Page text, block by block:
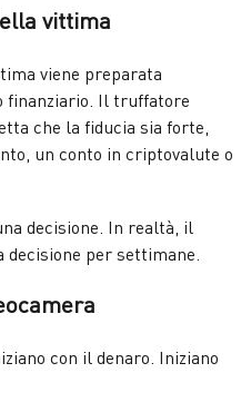
vittima
viene preparata
finanziario. Il truffatore
che la fiducia sia forte,
un conto in criptovalute o
decisione. In realtà, il
per settimane.
con il denaro. Iniziano